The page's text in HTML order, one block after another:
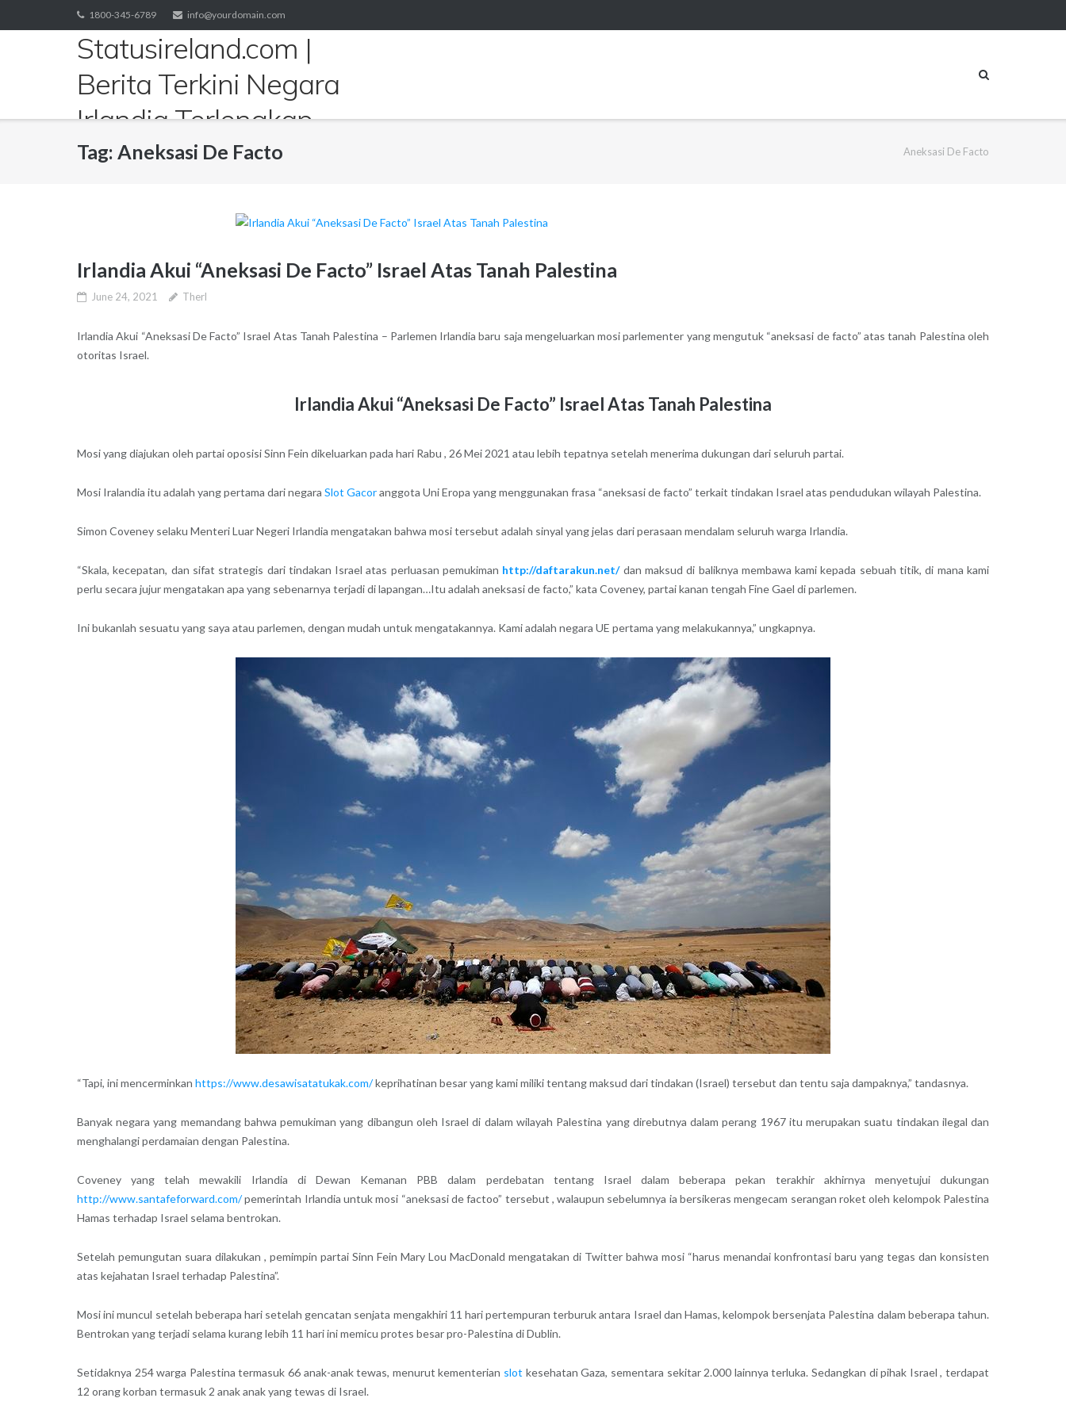
to
1800-345-6789 info@yourdomain.com
Statusireland.com |
Berita Terkini Negara
Irlandia Terlengkap
Tag: Aneksasi De Facto Aneksasi De Facto
Irlandia Akui “Aneksasi De Facto” Israel Atas Tanah Palestina
June 24, 2021 Therl
Irlandia Akui “Aneksasi De Facto” Israel Atas Tanah Palestina – Parlemen Irlandia baru saja mengeluarkan mosi parlementer yang mengutuk “aneksasi de facto” atas tanah Palestina oleh
otoritas Israel.
Irlandia Akui “Aneksasi De Facto” Israel Atas Tanah Palestina
Mosi yang diajukan oleh partai oposisi Sinn Fein dikeluarkan pada hari Rabu , 26 Mei 2021 atau lebih tepatnya setelah menerima dukungan dari seluruh partai.
Mosi Iralandia itu adalah yang pertama dari negara Slot Gacoranggota Uni Eropa yang menggunakan frasa “aneksasi de facto” terkait tindakan Israel atas pendudukan wilayah Palestina.
Simon Coveney selaku Menteri Luar Negeri Irlandia mengatakan bahwa mosi tersebut adalah sinyal yang jelas dari perasaan mendalam seluruh warga Irlandia.
“Skala, kecepatan, dan sifat strategis dari tindakan Israel atas perluasan pemukiman http://daftarakun.net/dan maksud di baliknya membawa kami kepada sebuah titik, di mana kami
perlu secara jujur mengatakan apa yang sebenarnya terjadi di lapangan…Itu adalah aneksasi de facto,” kata Coveney, partai kanan tengah Fine Gael di parlemen.
Ini bukanlah sesuatu yang saya atau parlemen, dengan mudah untuk mengatakannya. Kami adalah negara UE pertama yang melakukannya,” ungkapnya.
“Tapi, ini mencerminkan https://www.desawisatatukak.com/keprihatinan besar yang kami miliki tentang maksud dari tindakan (Israel) tersebut dan tentu saja dampaknya,” tandasnya.
Banyak negara yang memandang bahwa pemukiman yang dibangun oleh Israel di dalam wilayah Palestina yang direbutnya dalam perang 1967 itu merupakan suatu tindakan ilegal dan
menghalangi perdamaian dengan Palestina.
Coveney yang telah mewakili Irlandia di Dewan Kemanan PBB dalam perdebatan tentang Israel dalam beberapa pekan terakhir akhirnya menyetujui dukungan
http://www.santafeforward.com/pemerintah Irlandia untuk mosi “aneksasi de factoo” tersebut , walaupun sebelumnya ia bersikeras mengecam serangan roket oleh kelompok Palestina
Hamas terhadap Israel selama bentrokan.
Setelah pemungutan suara dilakukan , pemimpin partai Sinn Fein Mary Lou MacDonald mengatakan di Twitter bahwa mosi “harus menandai konfrontasi baru yang tegas dan konsisten
atas kejahatan Israel terhadap Palestina”.
Mosi ini muncul setelah beberapa hari setelah gencatan senjata mengakhiri 11 hari pertempuran terburuk antara Israel dan Hamas, kelompok bersenjata Palestina dalam beberapa tahun.
Bentrokan yang terjadi selama kurang lebih 11 hari ini memicu protes besar pro-Palestina di Dublin.
Setidaknya 254 warga Palestina termasuk 66 anak-anak tewas, menurut kementerian slot kesehatan Gaza, sementara sekitar 2.000 lainnya terluka. Sedangkan di pihak Israel , terdapat
12 orang korban termasuk 2 anak anak yang tewas di Israel.